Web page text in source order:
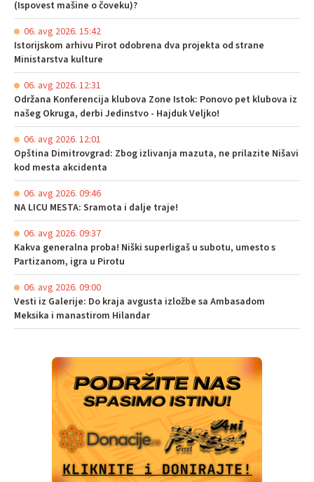
(Ispovest mašine o čoveku)?
06. avg 2026. 15:42
Istorijskom arhivu Pirot odobrena dva projekta od strane
Ministarstva kulture
06. avg 2026. 12:31
Održana Konferencija klubova Zone Istok: Ponovo pet klubova iz
našeg Okruga, derbi Jedinstvo - Hajduk Veljko!
06. avg 2026. 12:01
Opština Dimitrovgrad: Zbog izlivanja mazuta, ne prilazite Nišavi
kod mesta akcidenta
06. avg 2026. 09:46
NA LICU MESTA: Sramota i dalje traje!
06. avg 2026. 09:37
Kakva generalna proba! Niški superligaš u subotu, umesto s
Partizanom, igra u Pirotu
06. avg 2026. 09:00
Vesti iz Galerije: Do kraja avgusta izložbe sa Ambasadom
Meksika i manastirom Hilandar